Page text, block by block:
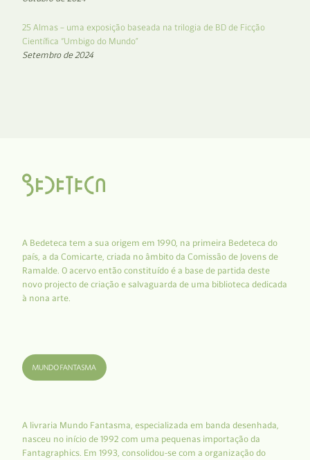
25 Almas – uma exposição baseada na trilogia de BD de Ficção
Científica “Umbigo do Mundo”
Setembro de 2024
A Bedeteca tem a sua origem em 1990, na primeira Bedeteca do
país, a da Comicarte, criada no âmbito da Comissão de Jovens de
Ramalde. O acervo então constituído é a base de partida deste
novo projecto de criação e salvaguarda de uma biblioteca dedicada
à nona arte.
A livraria Mundo Fantasma, especializada em banda desenhada,
nasceu no início de 1992 com uma pequenas importação da
Fantagraphics. Em 1993, consolidou-se com a organização do